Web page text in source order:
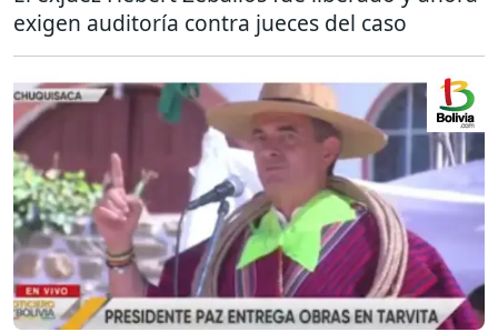
exigen auditoría contra jueces del caso